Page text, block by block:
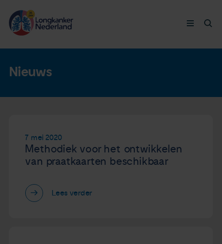
Doneer nu
Longkanker
Leven met
Thymuskankers
Steun ons
Nieuws
7 mei 2020
Methodiek voor het ontwikkelen
van praatkaarten beschikbaar
Lees verder